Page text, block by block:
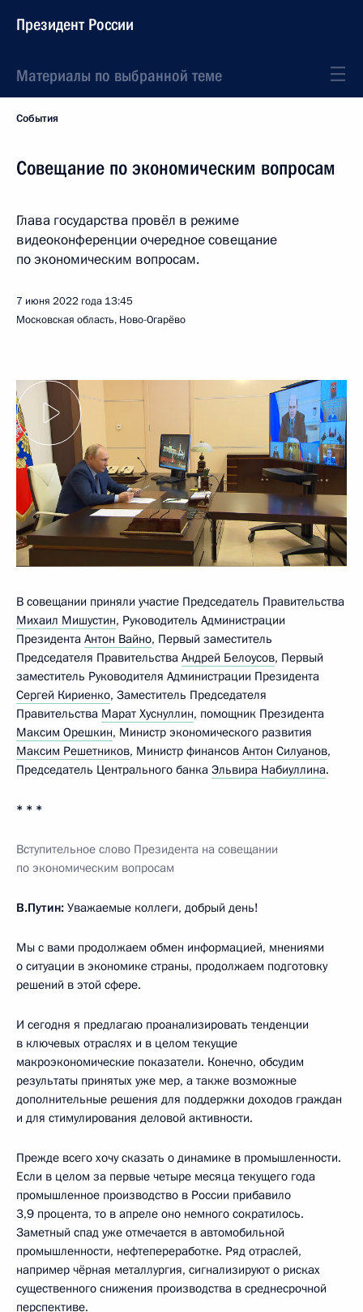
Президент России
Материалы по выбранной теме
События
Совещание по экономическим вопросам
Глава государства провёл в режиме
видеоконференции очередное совещание
по экономическим вопросам.
7 июня 2022 года 13:45
Московская область, Ново-Огарёво
В совещании приняли участие Председатель Правительства
Михаил Мишустин, Руководитель Администрации
Президента Антон Вайно, Первый заместитель
Председателя Правительства Андрей Белоусов, Первый
заместитель Руководителя Администрации Президента
Сергей Кириенко, Заместитель Председателя
Правительства Марат Хуснуллин, помощник Президента
Максим Орешкин, Министр экономического развития
Максим Решетников, Министр финансов Антон Силуанов,
Председатель Центрального банка Эльвира Набиуллина.
* * *
Вступительное слово Президента на совещании
по экономическим вопросам
В.Путин: Уважаемые коллеги, добрый день!
Мы с вами продолжаем обмен информацией, мнениями
о ситуации в экономике страны, продолжаем подготовку
решений в этой сфере.
И сегодня я предлагаю проанализировать тенденции
в ключевых отраслях и в целом текущие
макроэкономические показатели. Конечно, обсудим
результаты принятых уже мер, а также возможные
дополнительные решения для поддержки доходов граждан
и для стимулирования деловой активности.
Прежде всего хочу сказать о динамике в промышленности.
Если в целом за первые четыре месяца текущего года
промышленное производство в России прибавило
3,9 процента, то в апреле оно немного сократилось.
Заметный спад уже отмечается в автомобильной
промышленности, нефтепереработке. Ряд отраслей,
например чёрная металлургия, сигнализируют о рисках
существенного снижения производства в среднесрочной
перспективе.